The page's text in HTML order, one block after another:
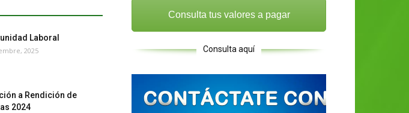
Laboral
2025
a Rendición de
2024
Consulta tus valores a pagar
Consulta aquí